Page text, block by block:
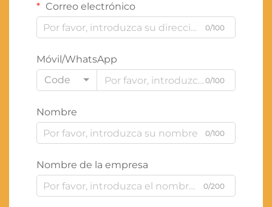
Correo electrónico
0/100
Móvil/WhatsApp
Code
0/100
Nombre
0/100
Nombre de la empresa
0/200